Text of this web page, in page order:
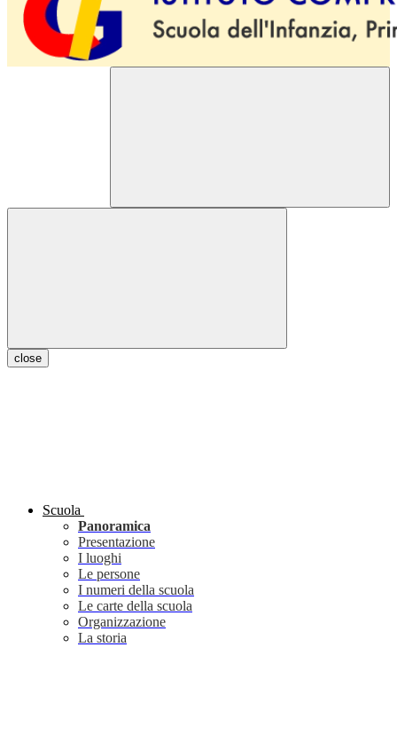
close
Scuola
Panoramica
Presentazione
I luoghi
Le persone
I numeri della scuola
Le carte della scuola
Organizzazione
La storia